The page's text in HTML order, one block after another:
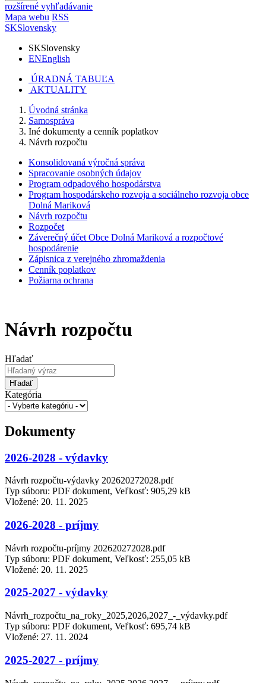
rozšírené vyhľadávanie
Mapa webu RSS
SKSlovensky
SKSlovensky
ENEnglish
ÚRADNÁ TABUĽA
AKTUALITY
Úvodná stránka
Samospráva
Iné dokumenty a cenník poplatkov
Návrh rozpočtu
Konsolidovaná výročná správa
Spracovanie osobných údajov
Program odpadového hospodárstva
Program hospodárskeho rozvoja a sociálneho rozvoja obce
Dolná Mariková
Návrh rozpočtu
Rozpočet
Záverečný účet Obce Dolná Mariková a rozpočtové
hospodárenie
Zápisnica z verejného zhromaždenia
Cenník poplatkov
Požiarna ochrana
Návrh rozpočtu
Hľadať
Hľadať
Kategória
Dokumenty
2026-2028 - výdavky
Návrh rozpočtu-výdavky 202620272028.pdf
Typ súboru: PDF dokument, Veľkosť: 905,29 kB
Vložené: 20. 11. 2025
2026-2028 - príjmy
Návrh rozpočtu-príjmy 202620272028.pdf
Typ súboru: PDF dokument, Veľkosť: 255,05 kB
Vložené: 20. 11. 2025
2025-2027 - výdavky
Návrh_rozpočtu_na_roky_2025,2026,2027_-_výdavky.pdf
Typ súboru: PDF dokument, Veľkosť: 695,74 kB
Vložené: 27. 11. 2024
2025-2027 - príjmy